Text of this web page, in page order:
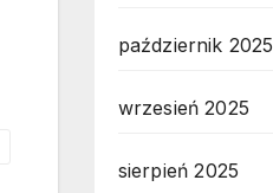
październik 2025
wrzesień 2025
sierpień 2025